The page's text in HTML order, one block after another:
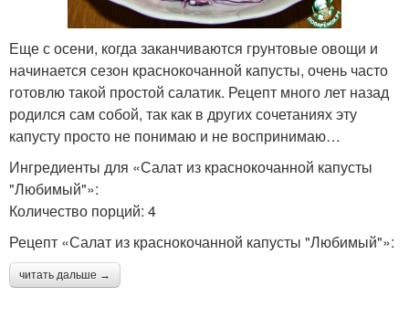
Еще с осени, когда заканчиваются грунтовые овощи и
начинается сезон краснокочанной капусты, очень часто
готовлю такой простой салатик. Рецепт много лет назад
родился сам собой, так как в других сочетаниях эту
капусту просто не понимаю и не воспринимаю…
Ингредиенты для «Салат из краснокочанной капусты
"Любимый"»:
Количество порций: 4
Рецепт «Салат из краснокочанной капусты "Любимый"»:
читать дальше →